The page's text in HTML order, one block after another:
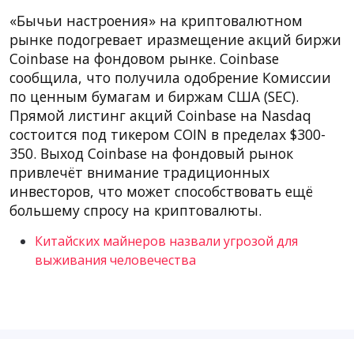
«Бычьи настроения» на криптовалютном
рынке подогревает иразмещение акций биржи
Coinbase на фондовом рынке. Coinbase
сообщила, что получила одобрение Комиссии
по ценным бумагам и биржам США (SEC).
Прямой листинг акций Coinbase на Nasdaq
состоится под тикером COIN в пределах $300-
350. Выход Coinbase на фондовый рынок
привлечёт внимание традиционных
инвесторов, что может способствовать ещё
большему спросу на криптовалюты.
Китайских майнеров назвали угрозой для
выживания человечества